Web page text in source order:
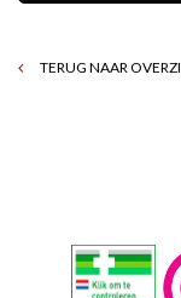
TERUG NAAR